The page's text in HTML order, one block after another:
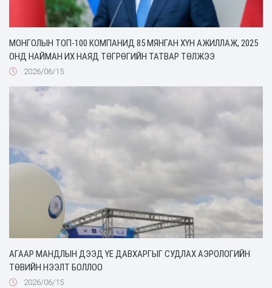
МОНГОЛЫН ТОП-100 КОМПАНИД 85 МЯНГАН ХҮН АЖИЛЛАЖ, 2025
ОНД НАЙМАН ИХ НАЯД ТӨГРӨГИЙН ТАТВАР ТӨЛЖЭЭ
2026/06/15
АГААР МАНДЛЫН ДЭЭД ҮЕ ДАВХАРГЫГ СУДЛАХ АЭРОЛОГИЙН
ТӨВИЙН НЭЭЛТ БОЛЛОО
2026/06/15